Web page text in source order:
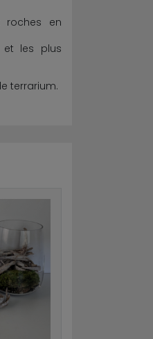
roches en
et les plus
terrarium.